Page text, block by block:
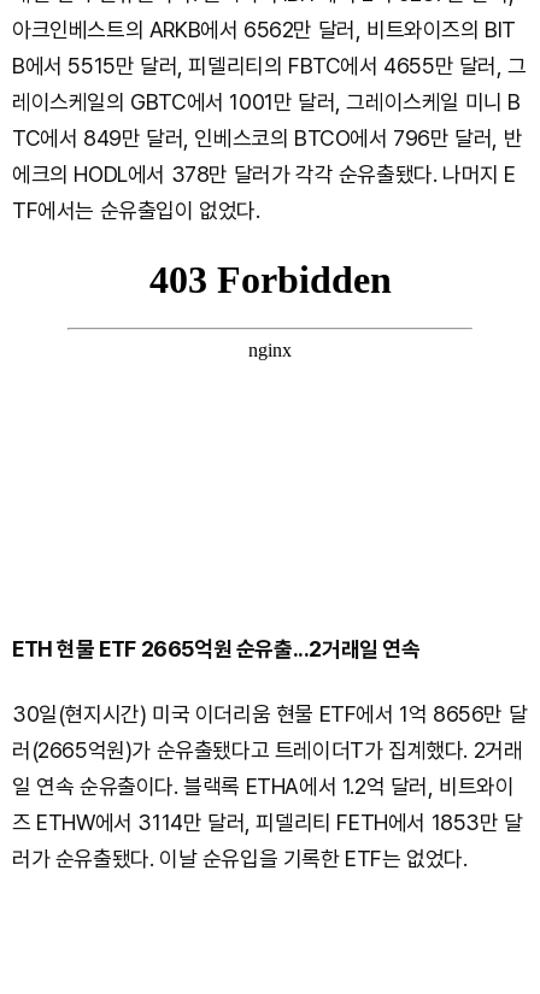
아크인베스트의 ARKB에서 6562만 달러, 비트와이즈의 BIT
B에서 5515만 달러, 피델리티의 FBTC에서 4655만 달러, 그
레이스케일의 GBTC에서 1001만 달러, 그레이스케일 미니 B
TC에서 849만 달러, 인베스코의 BTCO에서 796만 달러, 반
에크의 HODL에서 378만 달러가 각각 순유출됐다. 나머지 E
TF에서는 순유출입이 없었다.
ETH 현물 ETF 2665억원 순유출...2거래일 연속
30일(현지시간) 미국 이더리움 현물 ETF에서 1억 8656만 달
러(2665억원)가 순유출됐다고 트레이더T가 집계했다. 2거래
일 연속 순유출이다. 블랙록 ETHA에서 1.2억 달러, 비트와이
즈 ETHW에서 3114만 달러, 피델리티 FETH에서 1853만 달
러가 순유출됐다. 이날 순유입을 기록한 ETF는 없었다.